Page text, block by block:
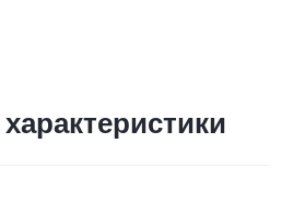
материалов.